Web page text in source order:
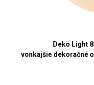
Deko Light
vonkajšie dekoračné